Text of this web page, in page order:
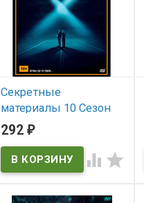
Секретные
материалы 10 Сезон
(6 серий)*
В наличии
292₽
 